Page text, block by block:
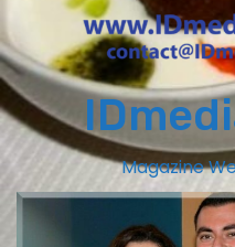
Magazine